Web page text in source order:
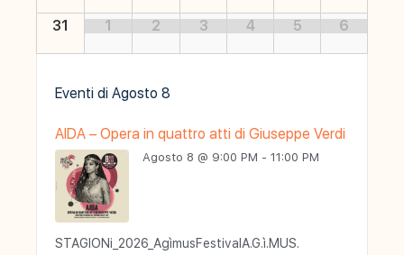
31 1 2 3 4 5 6
Eventi di Agosto 8
AIDA – Opera in quattro atti di Giuseppe Verdi
Agosto 8 @ 9:00 PM - 11:00 PM
STAGIONi_2026_AgìmusFestivalA.G.ì.MUS.